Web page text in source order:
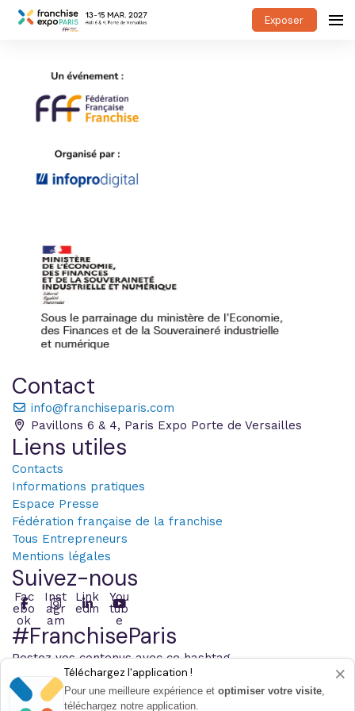
Exposer
Contact
info@franchiseparis.com
Pavillons 6 & 4, Paris Expo Porte de Versailles
Liens utiles
Contacts
Informations pratiques
Espace Presse
Fédération française de la franchise
Tous Entrepreneurs
Mentions légales
Suivez-nous
Fac
ebo
ok
Inst
agr
am
Link
edin
You
tub
e
#FranchiseParis
Postez vos contenus avec ce hashtag
© 2026 Infopro Digital - Tous les droits sont réservés
×
Téléchargez l'application !
Pour une meilleure expérience et optimiser votre visite,
téléchargez notre application.